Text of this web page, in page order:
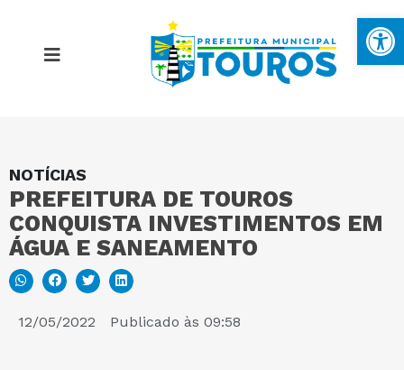
NOTÍCIAS
PREFEITURA DE TOUROS
CONQUISTA INVESTIMENTOS EM
ÁGUA E SANEAMENTO
12/05/2022 Publicado às 09:58
MAPA DO SITE
PORTAL DA TRANSPARÊNCIA
E-SIC